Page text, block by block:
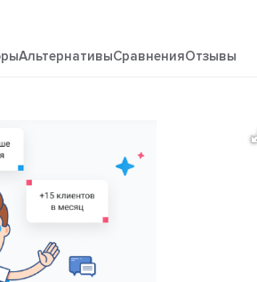
АльтернативыСравненияОтзывы